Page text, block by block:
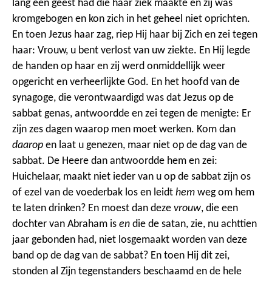
lang een geest had die haar ziek maakte en zij was
kromgebogen en kon zich in het geheel niet oprichten.
En toen Jezus haar zag, riep Hij haar bij Zich en zei tegen
haar: Vrouw, u bent verlost van uw ziekte. En Hij legde
de handen op haar en zij werd onmiddellijk weer
opgericht en verheerlijkte God. En het hoofd van de
synagoge, die verontwaardigd was dat Jezus op de
sabbat genas, antwoordde en zei tegen de menigte: Er
zijn zes dagen waarop men moet werken. Kom dan
daarop en laat u genezen, maar niet op de dag van de
sabbat. De Heere dan antwoordde hem en zei:
Huichelaar, maakt niet ieder van u op de sabbat zijn os
of ezel van de voederbak los en leidt hem weg om hem
te laten drinken? En moest dan deze vrouw, die een
dochter van Abraham is en die de satan, zie, nu achttien
jaar gebonden had, niet losgemaakt worden van deze
band op de dag van de sabbat? En toen Hij dit zei,
stonden al Zijn tegenstanders beschaamd en de hele